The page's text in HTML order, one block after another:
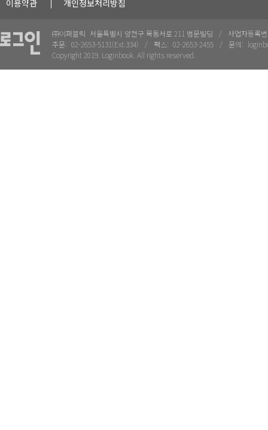
이용약관 개인정보처리방침
㈜이퍼블릭 서울특별시 양천구 목동서로 211 범문빌딩
사업자등록
주문: 02-2653-5131(Ext.334) 팩스: 02-2653-2455 문의:
Copyright 2019. Loginbook. All rights reserved.